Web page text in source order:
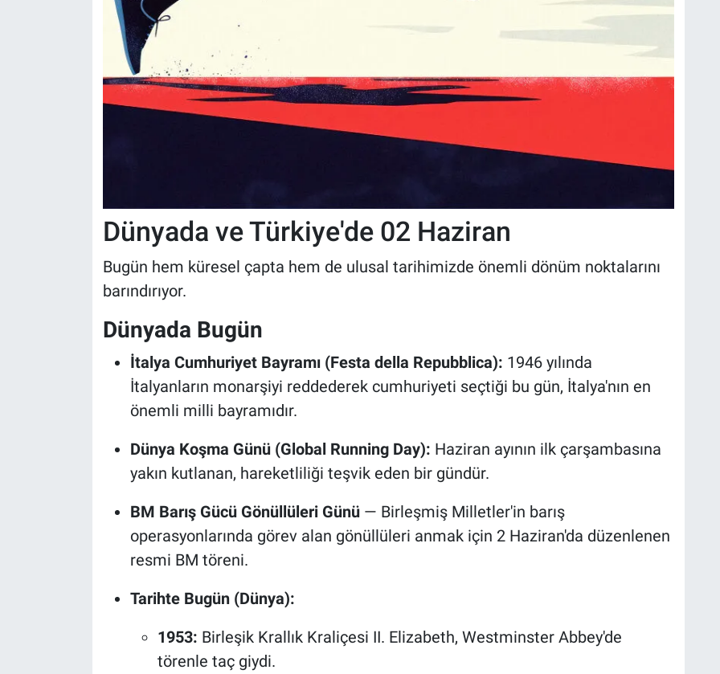
Dünyada ve Türkiye'de 02 Haziran
Bugün hem küresel çapta hem de ulusal tarihimizde önemli dönüm noktalarını
barındırıyor.
Dünyada Bugün
İtalya Cumhuriyet Bayramı (Festa della Repubblica): 1946 yılında
İtalyanların monarşiyi reddederek cumhuriyeti seçtiği bu gün, İtalya'nın en
önemli milli bayramıdır.
Dünya Koşma Günü (Global Running Day): Haziran ayının ilk çarşambasına
yakın kutlanan, hareketliliği teşvik eden bir gündür.
BM Barış Gücü Gönüllüleri Günü— Birleşmiş Milletler'in barış
operasyonlarında görev alan gönüllüleri anmak için 2 Haziran'da düzenlenen
resmi BM töreni.
Tarihte Bugün (Dünya):
1953: Birleşik Krallık Kraliçesi II. Elizabeth, Westminster Abbey'de
törenle taç giydi.